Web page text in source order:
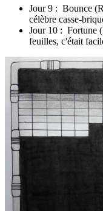
Jour 9 : Bounce
célèbre casse-
Jour 10 : Fortune
feuilles, c'était